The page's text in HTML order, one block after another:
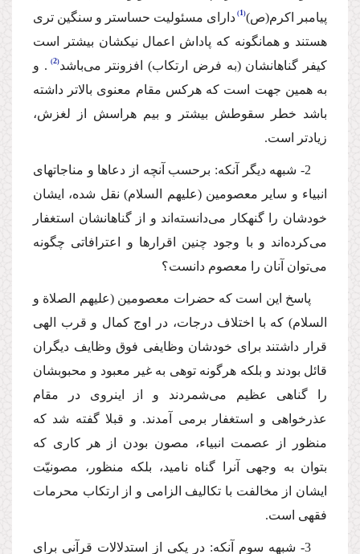
پیامبر اكرم(ص) 1 داراى مسئولیت حساستر و سنگین ترى
هستند و همانگونه كه پاداش اعمال نیكشان بیشتر است
كیفر گناهانشان (به فرض ارتكاب) افزونتر مى‌باشد 2
. و
به همین جهت است كه هركس مقام معنوى بالاتر داشته
باشد خطر سقوطش بیشتر و بیم هراسش از لغزش،
زیادتر است.
2- شبهه دیگر آنكه: برحسب آنچه از دعاها و مناجاتهاى
انبیاء و سایر معصومین (علیهم السلام) نقل شده، ایشان
خودشان را گنهكار مى‌دانسته‌اند و از گناهانشان استغفار
مى‌كرده‌اند و با وجود چنین اقرارها و اعترافاتى چگونه
مى‌توان آنان را معصوم دانست؟
پاسخ این است كه حضرات معصومین (علیهم الصلاة و
السلام) كه با اختلاف درجات، در اوج كمال و قرب الهى
قرار داشتند براى خودشان وظایفى فوق وظایف دیگران
قائل بودند و بلكه هرگونه توهى به غیر معبود و محبوبشان
را گناهى عظیم مى‌شمردند و از اینروى در مقام
عذرخواهى و استغفار برمى آمدند. و قبلا گفته شد كه
منظور از عصمت انبیاء، مصون بودن از هر كارى كه
بتوان به وجهى آنرا گناه نامید، بلكه منظور، مصونیّت
ایشان از مخالفت با تكالیف الزامى و از ارتكاب محرمات
فقهى است.
3- شبهه سوم آنكه: در یكى از استدلالات قرآنى براى